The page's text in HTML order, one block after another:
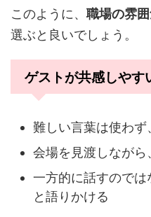
このように、 職場の雰
選ぶと良いでしょう。
ゲストが共感しやす
難しい言葉は使わ
会場を見渡しながら
一方的に話すのでは
と語りかける